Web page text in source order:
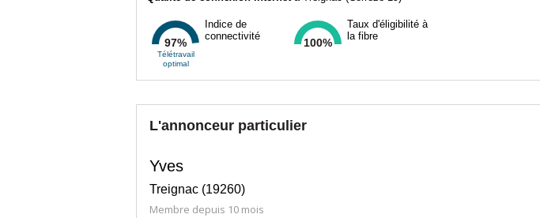
97%
Télétravail
optimal
Indice de
connectivité
100%
Taux d'éligibilité à
la fibre
L'annonceur particulier
Yves
Treignac (19260)
Membre depuis 10 mois